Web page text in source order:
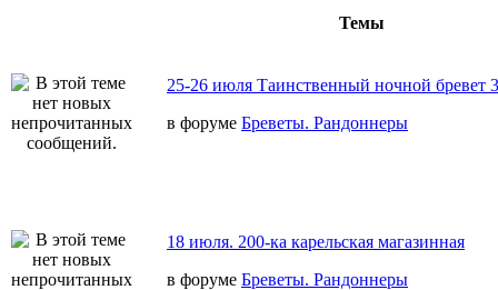
Темы
25-26 июля Таинственный ночной бревет
в форуме Бреветы. Рандоннеры
18 июля. 200-ка карельская магазинная
в форуме Бреветы. Рандоннеры